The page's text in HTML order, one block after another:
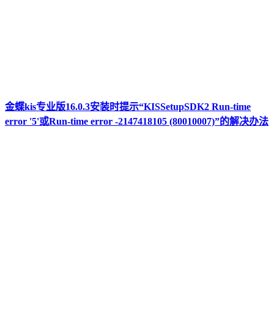
金蝶kis专业版16.0.3安装时提示“KISSetupSDK2 Run-time
error '5'或Run-time error -2147418105 (80010007)”的解决办法